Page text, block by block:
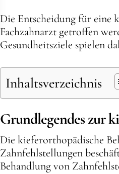
Die Entscheidung für eine
Fachzahnarzt getroffen
Gesundheitsziele spielen
Inhaltsverzeichnis
Grundlegendes zur
Die kieferorthopädische
Zahnfehlstellungen
Behandlung von